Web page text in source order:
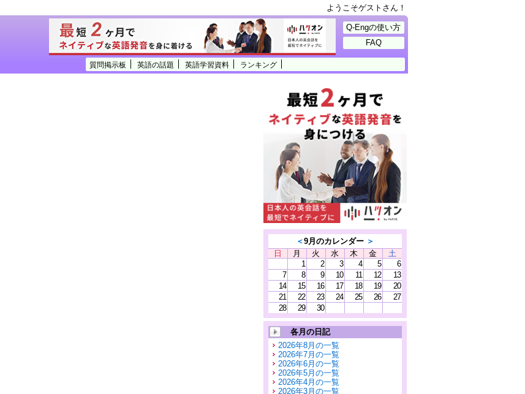
ようこそゲストさん！
質問掲示板 英語の話題 英語学習資料 ランキング
Q-Engの使い方
FAQ
＜9月のカレンダー ＞
日
月 火 水 木 金
土
1
2 3 4 5
6
7
8 9 10 11 12
13
14
15 16 17 18 19
20
21
22 23 24 25 26
27
28
29 30
各月の日記
2026年8月の一覧
2026年7月の一覧
2026年6月の一覧
2026年5月の一覧
2026年4月の一覧
2026年3月の一覧